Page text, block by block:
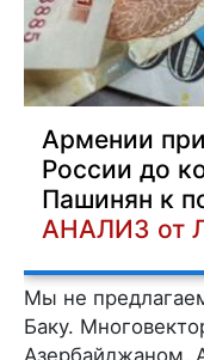
Армении
России до
Пашинян к
АНАЛИЗ от
Мы не
Баку.
Азербайджаном,